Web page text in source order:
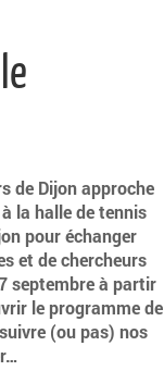
de Dijon approche
la halle de tennis
pour échanger
et de chercheurs
septembre à partir
le programme de
(ou pas) nos